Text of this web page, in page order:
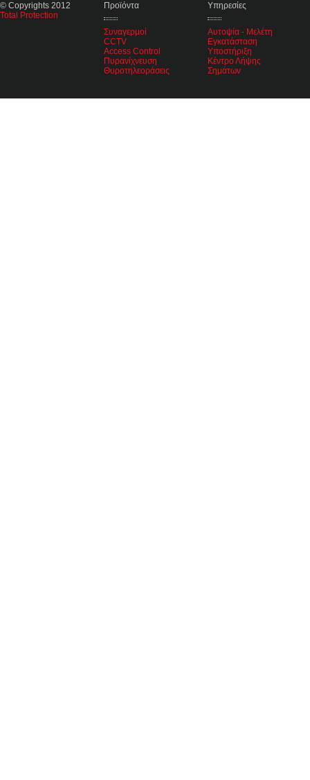
© Copyrights 2012
Total Protection
Προϊόντα
Συναγερμοί
CCTV
Access Control
Πυρανίχνευση
Θυροτηλεοράσεις
Υπηρεσίες
Αυτοψία - Μελέτη
Εγκατάσταση
Υποστήριξη
Κέντρο Λήψης
Σημάτων